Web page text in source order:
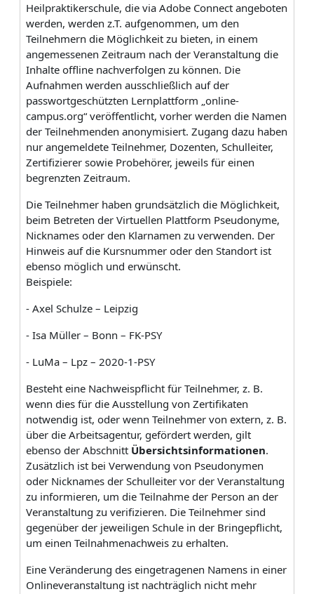
Heilpraktikerschule, die via Adobe Connect angeboten
werden, werden z.T. aufgenommen, um den
Teilnehmern die Möglichkeit zu bieten, in einem
angemessenen Zeitraum nach der Veranstaltung die
Inhalte offline nachverfolgen zu können. Die
Aufnahmen werden ausschließlich auf der
passwortgeschützten Lernplattform „online-
campus.org“ veröffentlicht, vorher werden die Namen
der Teilnehmenden anonymisiert. Zugang dazu haben
nur angemeldete Teilnehmer, Dozenten, Schulleiter,
Zertifizierer sowie Probehörer, jeweils für einen
begrenzten Zeitraum.
Die Teilnehmer haben grundsätzlich die Möglichkeit,
beim Betreten der Virtuellen Plattform Pseudonyme,
Nicknames oder den Klarnamen zu verwenden. Der
Hinweis auf die Kursnummer oder den Standort ist
ebenso möglich und erwünscht.
Beispiele:
- Axel Schulze – Leipzig
- Isa Müller – Bonn – FK-PSY
- LuMa – Lpz – 2020-1-PSY
Besteht eine Nachweispflicht für Teilnehmer, z. B.
wenn dies für die Ausstellung von Zertifikaten
notwendig ist, oder wenn Teilnehmer von extern, z. B.
über die Arbeitsagentur, gefördert werden, gilt
ebenso der Abschnitt Übersichtsinformationen.
Zusätzlich ist bei Verwendung von Pseudonymen
oder Nicknames der Schulleiter vor der Veranstaltung
zu informieren, um die Teilnahme der Person an der
Veranstaltung zu verifizieren. Die Teilnehmer sind
gegenüber der jeweiligen Schule in der Bringepflicht,
um einen Teilnahmenachweis zu erhalten.
Eine Veränderung des eingetragenen Namens in einer
Onlineveranstaltung ist nachträglich nicht mehr